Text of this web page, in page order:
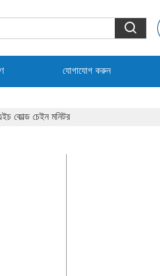
যোগাযোগ করুন
কোল্ড চেইন মনিটর